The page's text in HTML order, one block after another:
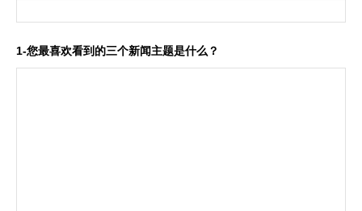
1-您最喜欢看到的三个新闻主题是什么？